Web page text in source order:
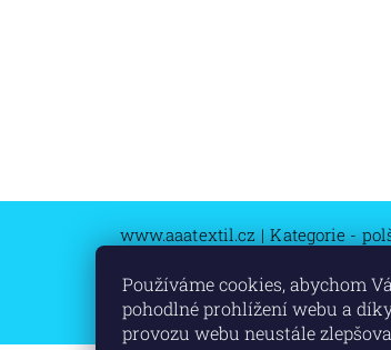
www.aaatextil.cz | Kategorie -
Používáme cookies, abychom
pohodlné prohlížení webu a
provozu webu neustále